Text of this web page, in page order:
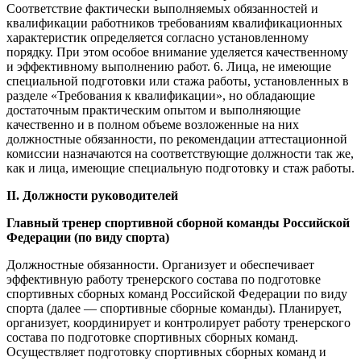
Соответствие фактически выполняемых обязанностей и
квалификации работников требованиям квалификационных
характеристик определяется согласно установленному
порядку. При этом особое внимание уделяется качественному
и эффективному выполнению работ. 6. Лица, не имеющие
специальной подготовки или стажа работы, установленных в
разделе «Требования к квалификации», но обладающие
достаточным практическим опытом и выполняющие
качественно и в полном объеме возложенные на них
должностные обязанности, по рекомендации аттестационной
комиссии назначаются на соответствующие должности так же,
как и лица, имеющие специальную подготовку и стаж работы.
II. Должности руководителей
Главный тренер спортивной сборной команды Российской
Федерации (по виду спорта)
Должностные обязанности. Организует и обеспечивает
эффективную работу тренерского состава по подготовке
спортивных сборных команд Российской Федерации по виду
спорта (далее — спортивные сборные команды). Планирует,
организует, координирует и контролирует работу тренерского
состава по подготовке спортивных сборных команд.
Осуществляет подготовку спортивных сборных команд и